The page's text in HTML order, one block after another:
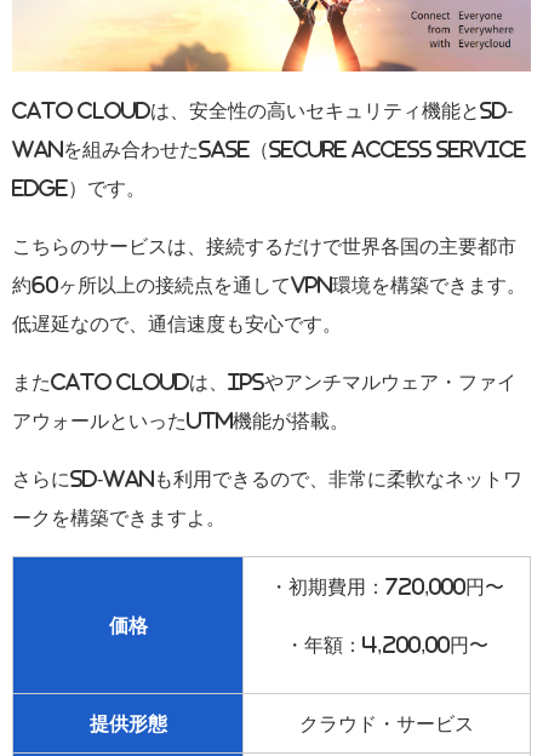
Cato Cloudは、安全性の高いセキュリティ機能とSD-
WANを組み合わせたSASE（Secure Access Service
Edge）です。
こちらのサービスは、接続するだけで世界各国の主要都市
約60ヶ所以上の接続点を通してVPN環境を構築できます。
低遅延なので、通信速度も安心です。
またCato Cloudは、IPSやアンチマルウェア・ファイ
アウォールといったUTM機能が搭載。
さらにSD-WANも利用できるので、非常に柔軟なネットワ
ークを構築できますよ。
価格
・初期費用：720,000円〜
・年額：4,200,00円〜
提供形態 クラウド・サービス